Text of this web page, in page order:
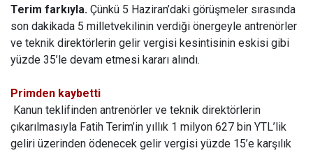
Terim farkıyla. Çünkü 5 Haziran’daki görüşmeler sırasında
son dakikada 5 milletvekilinin verdiği önergeyle antrenörler
ve teknik direktörlerin gelir vergisi kesintisinin eskisi gibi
yüzde 35’le devam etmesi kararı alındı.
Primden kaybetti
Kanun teklifinden antrenörler ve teknik direktörlerin
çıkarılmasıyla Fatih Terim’in yıllık 1 milyon 627 bin YTL’lik
geliri üzerinden ödenecek gelir vergisi yüzde 15’e karşılık